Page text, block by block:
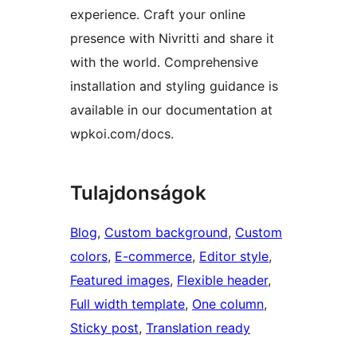
experience. Craft your online
presence with Nivritti and share it
with the world. Comprehensive
installation and styling guidance is
available in our documentation at
wpkoi.com/docs.
Tulajdonságok
Blog, Custom background, Custom
colors, E-commerce, Editor style
Featured images, Flexible header
Full width template, One column
Sticky post, Translation ready